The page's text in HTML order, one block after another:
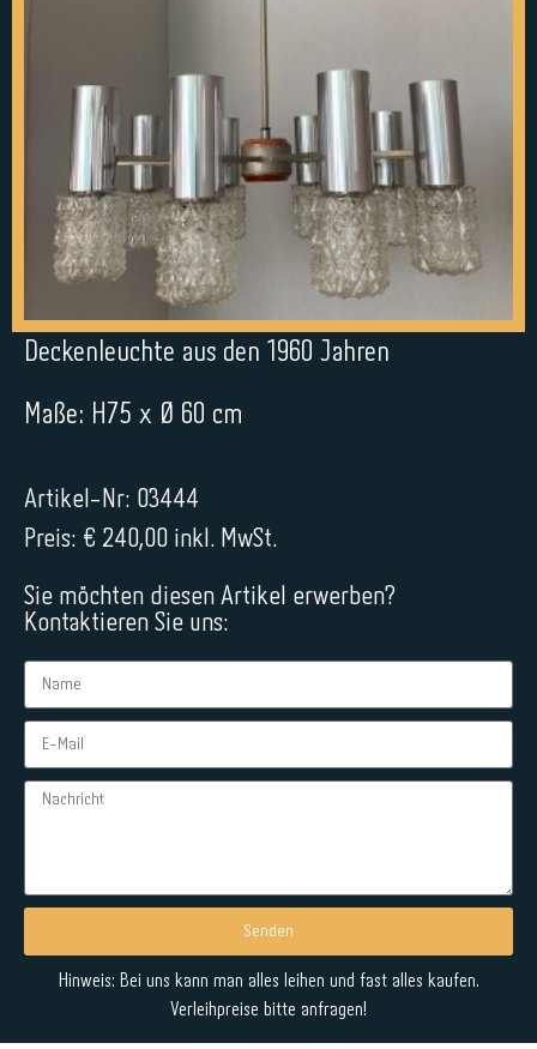
Deckenleuchte aus den 1960 Jahren
Maße: H75 x Ø 60 cm
Artikel-Nr: 03444
Preis: € 240,00 inkl. MwSt.
Sie möchten diesen Artikel erwerben?
Kontaktieren Sie uns:
Senden
Alternative:
Hinweis: Bei uns kann man alles leihen und fast alles kaufen.
Verleihpreise bitte anfragen!